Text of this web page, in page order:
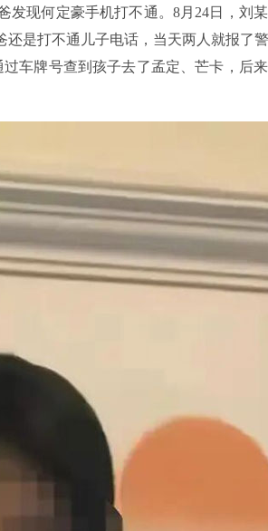
发现何定豪手机打不通。8月24日，刘
是打不通儿子电话，当天两人就报了
车牌号查到孩子去了孟定、芒卡，后